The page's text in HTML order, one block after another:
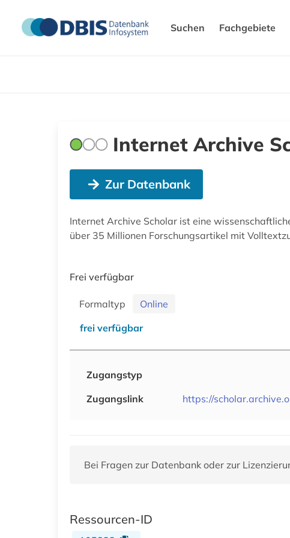
Suchen Fachgebiete
Internet Archive
Zur Datenbank
Internet Archive Scholar ist eine
über 35 Millionen Forschungsartikel mit
Frei verfügbar
Formaltyp
Online
frei verfügbar
Zugangstyp
Zugangslink
https://
Bei Fragen zur Datenbank oder zur
Ressourcen-ID